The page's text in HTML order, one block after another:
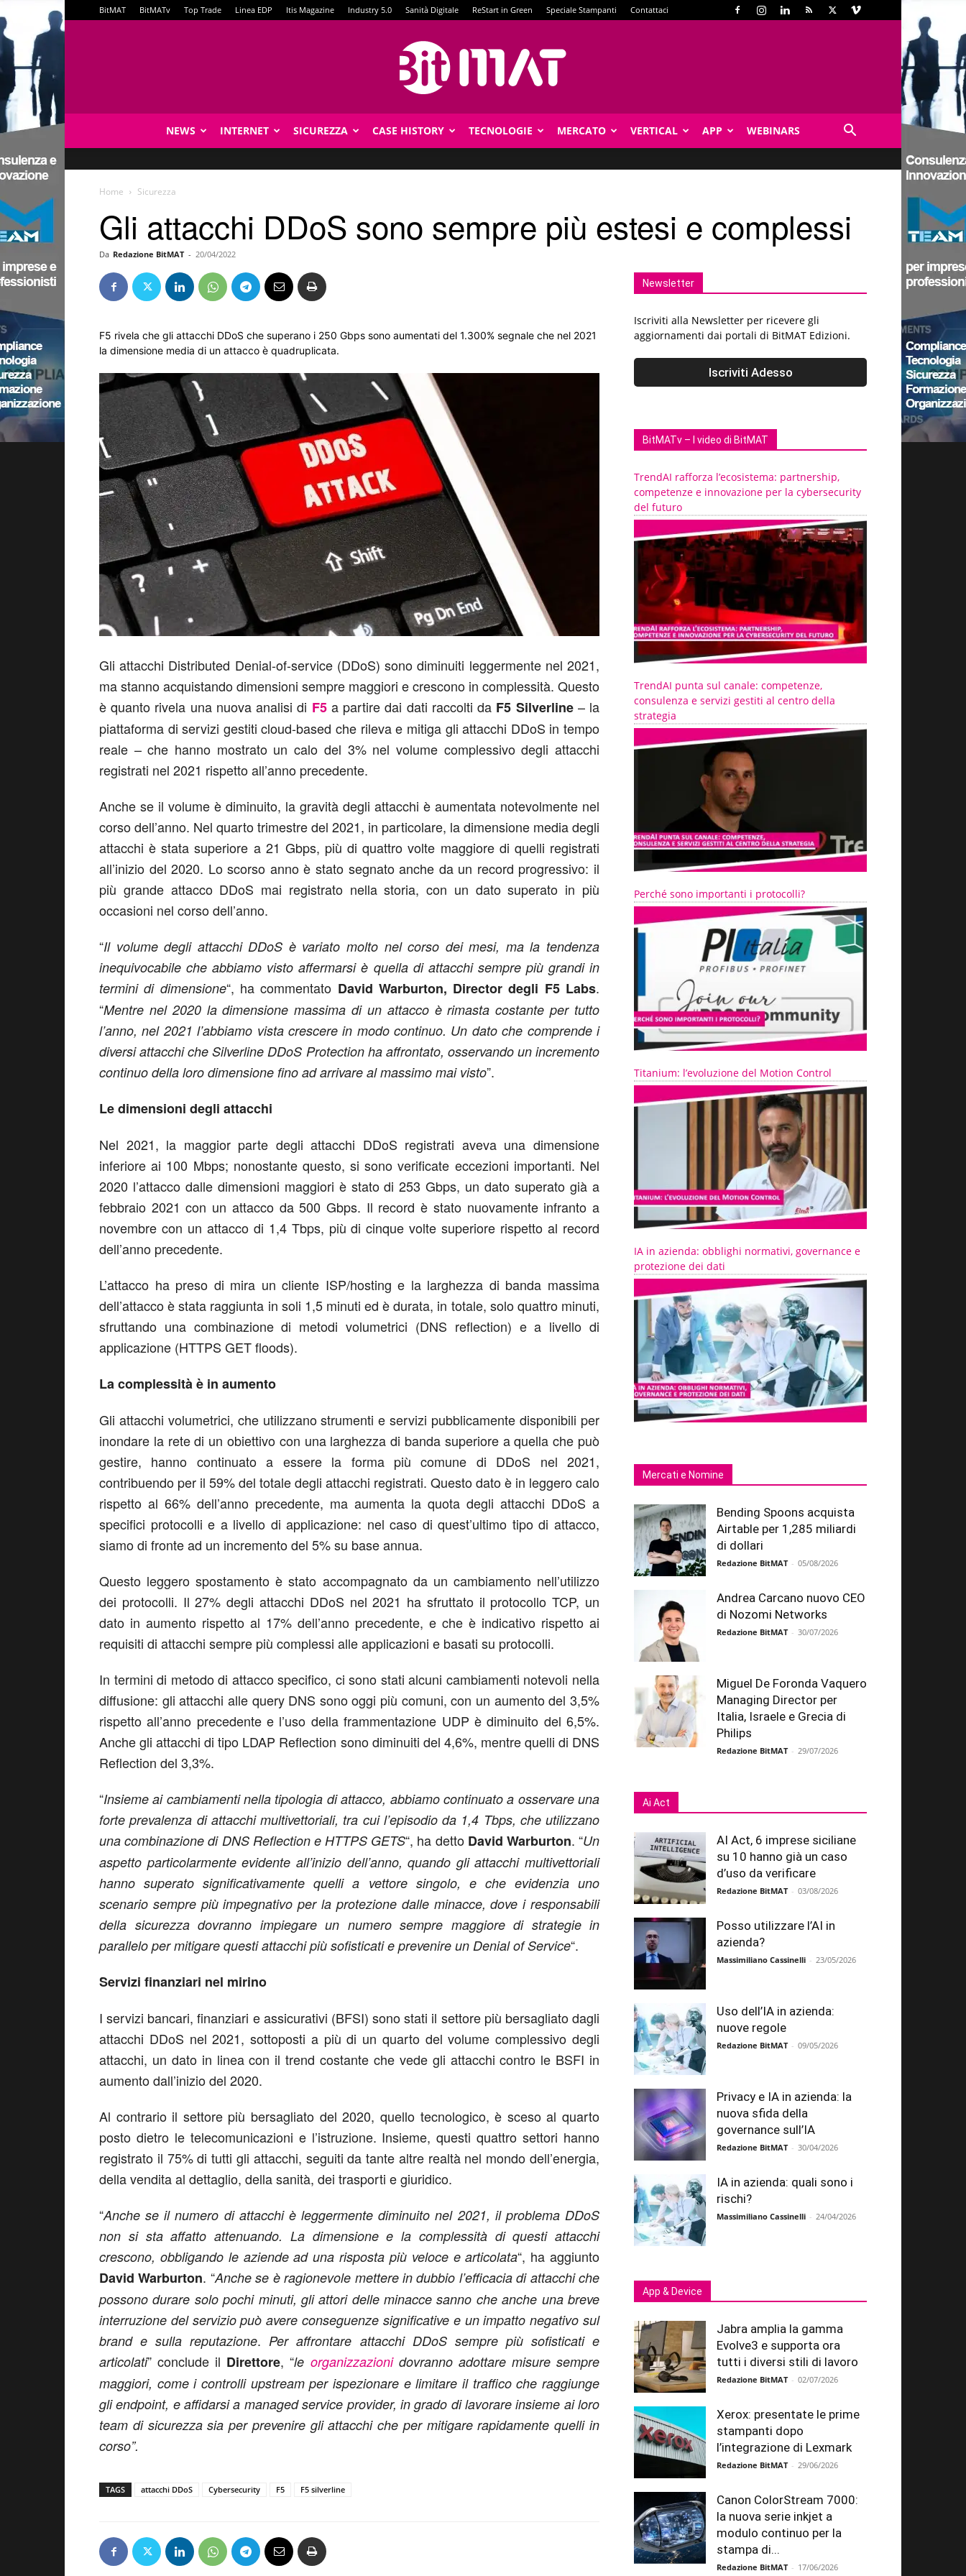
BitMAT BitMATv Top Trade Linea EDP Itis Magazine Industry 5.0 Sanità Digitale ReStart in Green Speciale Stampanti Contattaci
NEWS INTERNET SICUREZZA CASE HISTORY TECNOLOGIE MERCATO VERTICAL APP WEBINARS
Home Sicurezza
Gli attacchi DDoS sono sempre più estesi e complessi
Da Redazione BitMAT - 20/04/2022
F5 rivela che gli attacchi DDoS che superano i 250 Gbps sono aumentati del 1.300% segnale che nel 2021
la dimensione media di un attacco è quadruplicata.
Gli attacchi Distributed Denial-of-service (DDoS) sono diminuiti leggermente nel 2021,
ma stanno acquistando dimensioni sempre maggiori e crescono in complessità. Questo
è quanto rivela una nuova analisi di F5 a partire dai dati raccolti da F5 Silverline– la
piattaforma di servizi gestiti cloud-based che rileva e mitiga gli attacchi DDoS in tempo
reale – che hanno mostrato un calo del 3% nel volume complessivo degli attacchi
registrati nel 2021 rispetto all’anno precedente.
Anche se il volume è diminuito, la gravità degli attacchi è aumentata notevolmente nel
corso dell’anno. Nel quarto trimestre del 2021, in particolare, la dimensione media degli
attacchi è stata superiore a 21 Gbps, più di quattro volte maggiore di quelli registrati
all’inizio del 2020. Lo scorso anno è stato segnato anche da un record progressivo: il
più grande attacco DDoS mai registrato nella storia, con un dato superato in più
occasioni nel corso dell’anno.
“Il volume degli attacchi DDoS è variato molto nel corso dei mesi, ma la tendenza
inequivocabile che abbiamo visto affermarsi è quella di attacchi sempre più grandi in
termini di dimensione“, ha commentato David Warburton, Director degli F5 Labs.
“Mentre nel 2020 la dimensione massima di un attacco è rimasta costante per tutto
l’anno, nel 2021 l’abbiamo vista crescere in modo continuo. Un dato che comprende i
diversi attacchi che Silverline DDoS Protection ha affrontato, osservando un incremento
continuo della loro dimensione fino ad arrivare al massimo mai visto”.
Le dimensioni degli attacchi
Nel 2021, la maggior parte degli attacchi DDoS registrati aveva una dimensione
inferiore ai 100 Mbps; nonostante questo, si sono verificate eccezioni importanti. Nel
2020 l’attacco dalle dimensioni maggiori è stato di 253 Gbps, un dato superato già a
febbraio 2021 con un attacco da 500 Gbps. Il record è stato nuovamente infranto a
novembre con un attacco di 1,4 Tbps, più di cinque volte superiore rispetto al record
dell’anno precedente.
L’attacco ha preso di mira un cliente ISP/hosting e la larghezza di banda massima
dell’attacco è stata raggiunta in soli 1,5 minuti ed è durata, in totale, solo quattro minuti,
sfruttando una combinazione di metodi volumetrici (DNS reflection) e a livello di
applicazione (HTTPS GET floods).
La complessità è in aumento
Gli attacchi volumetrici, che utilizzano strumenti e servizi pubblicamente disponibili per
inondare la rete di un obiettivo con una larghezza di banda superiore a quella che può
gestire, hanno continuato a essere la forma più comune di DDoS nel 2021,
contribuendo per il 59% del totale degli attacchi registrati. Questo dato è in leggero calo
rispetto al 66% dell’anno precedente, ma aumenta la quota degli attacchi DDoS a
specifici protocolli e a livello di applicazione: nel caso di quest’ultimo tipo di attacco,
siamo di fronte ad un incremento del 5% su base annua.
Questo leggero spostamento è stato accompagnato da un cambiamento nell’utilizzo
dei protocolli. Il 27% degli attacchi DDoS nel 2021 ha sfruttato il protocollo TCP, un
dato in aumento rispetto al 17% dell’anno precedente, e che è indicativo rispetto ai
requisiti di attacchi sempre più complessi alle applicazioni e basati su protocolli.
In termini di metodo di attacco specifico, ci sono stati alcuni cambiamenti notevoli nella
diffusione: gli attacchi alle query DNS sono oggi più comuni, con un aumento del 3,5%
rispetto all’anno precedente e l’uso della frammentazione UDP è diminuito del 6,5%.
Anche gli attacchi di tipo LDAP Reflection sono diminuiti del 4,6%, mentre quelli di DNS
Reflection del 3,3%.
“Insieme ai cambiamenti nella tipologia di attacco, abbiamo continuato a osservare una
forte prevalenza di attacchi multivettoriali, tra cui l’episodio da 1,4 Tbps, che utilizzano
una combinazione di DNS Reflection e HTTPS GETS“, ha detto David Warburton. “Un
aspetto particolarmente evidente all’inizio dell’anno, quando gli attacchi multivettoriali
hanno superato significativamente quelli a vettore singolo, e che evidenzia uno
scenario sempre più impegnativo per la protezione dalle minacce, dove i responsabili
della sicurezza dovranno impiegare un numero sempre maggiore di strategie in
parallelo per mitigare questi attacchi più sofisticati e prevenire un Denial of Service“.
Servizi finanziari nel mirino
I servizi bancari, finanziari e assicurativi (BFSI) sono stati il settore più bersagliato dagli
attacchi DDoS nel 2021, sottoposti a più di un quarto del volume complessivo degli
attacchi, un dato in linea con il trend costante che vede gli attacchi contro le BSFI in
aumento dall’inizio del 2020.
Al contrario il settore più bersagliato del 2020, quello tecnologico, è sceso al quarto
posto dietro le telecomunicazioni e l’istruzione. Insieme, questi quattro settori hanno
registrato il 75% di tutti gli attacchi, seguiti da tante altre realtà nel mondo dell’energia,
della vendita al dettaglio, della sanità, dei trasporti e giuridico.
“Anche se il numero di attacchi è leggermente diminuito nel 2021, il problema DDoS
non si sta affatto attenuando. La dimensione e la complessità di questi attacchi
crescono, obbligando le aziende ad una risposta più veloce e articolata“, ha aggiunto
David Warburton. “Anche se è ragionevole mettere in dubbio l’efficacia di attacchi che
possono durare solo pochi minuti, gli attori delle minacce sanno che anche una breve
interruzione del servizio può avere conseguenze significative e un impatto negativo sul
brand e sulla reputazione. Per affrontare attacchi DDoS sempre più sofisticati e
articolati” conclude il Direttore, “le organizzazionidovranno adottare misure sempre
maggiori, come i controlli upstream per ispezionare e limitare il traffico che raggiunge
gli endpoint, e affidarsi a managed service provider, in grado di lavorare insieme ai loro
team di sicurezza sia per prevenire gli attacchi che per mitigare rapidamente quelli in
corso”.
TAGS attacchi DDoS Cybersecurity F5 F5 silverline
Newsletter
Iscriviti alla Newsletter per ricevere gli
aggiornamenti dai portali di BitMAT Edizioni.
BitMATv – I video di BitMAT
TrendAI rafforza l’ecosistema: partnership,
competenze e innovazione per la cybersecurity
del futuro
TrendAI punta sul canale: competenze,
consulenza e servizi gestiti al centro della
strategia
Perché sono importanti i protocolli?
Titanium: l’evoluzione del Motion Control
IA in azienda: obblighi normativi, governance e
protezione dei dati
Mercati e Nomine
Bending Spoons acquista
Airtable per 1,285 miliardi
di dollari
Redazione BitMAT - 05/08/2026
Andrea Carcano nuovo CEO
di Nozomi Networks
Redazione BitMAT - 30/07/2026
Miguel De Foronda Vaquero
Managing Director per
Italia, Israele e Grecia di
Philips
Redazione BitMAT - 29/07/2026
Ai Act
AI Act, 6 imprese siciliane
su 10 hanno già un caso
d’uso da verificare
Redazione BitMAT - 03/08/2026
Posso utilizzare l’AI in
azienda?
Massimiliano Cassinelli - 23/05/2026
Uso dell’IA in azienda:
nuove regole
Redazione BitMAT - 09/05/2026
Privacy e IA in azienda: la
nuova sfida della
governance sull’IA
Redazione BitMAT - 30/04/2026
IA in azienda: quali sono i
rischi?
Massimiliano Cassinelli - 24/04/2026
App & Device
Jabra amplia la gamma
Evolve3 e supporta ora
tutti i diversi stili di lavoro
Redazione BitMAT - 02/07/2026
Xerox: presentate le prime
stampanti dopo
l’integrazione di Lexmark
Redazione BitMAT - 29/06/2026
Canon ColorStream 7000:
la nuova serie inkjet a
modulo continuo per la
stampa di...
Redazione BitMAT - 17/06/2026